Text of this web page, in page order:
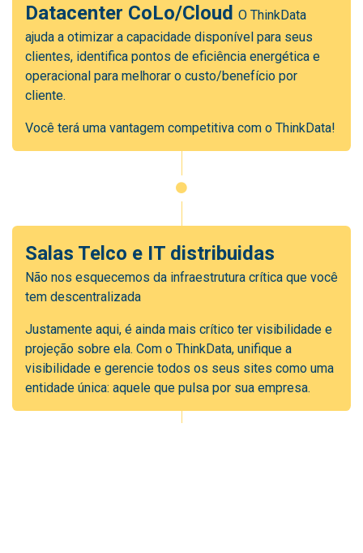
Datacenter CoLo/Cloud O ThinkData
ajuda a otimizar a capacidade disponível para seus
clientes, identifica pontos de eficiência energética e
operacional para melhorar o custo/benefício por
cliente.
Você terá uma vantagem competitiva com o ThinkData!
Salas Telco e IT distribuidas
Não nos esquecemos da infraestrutura crítica que você
tem descentralizada
Justamente aqui, é ainda mais crítico ter visibilidade e
projeção sobre ela. Com o ThinkData, unifique a
visibilidade e gerencie todos os seus sites como uma
entidade única: aquele que pulsa por sua empresa.